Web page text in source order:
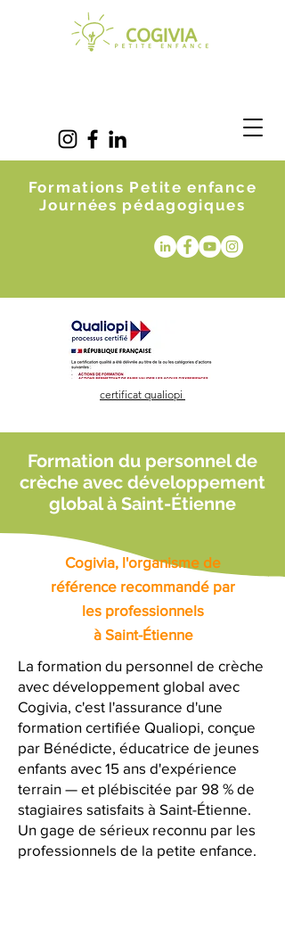
Formations Petite enfance
Journées pédagogiques
certificat qualiopi
Formation du personnel de
crèche avec développement
global à Saint-Étienne
Cogivia, l'organisme de
référence recommandé par
les professionnels
à Saint-Étienne
La formation du personnel de crèche
avec développement global avec
Cogivia, c'est l'assurance d'une
formation certifiée Qualiopi, conçue
par Bénédicte, éducatrice de jeunes
enfants avec 15 ans d'expérience
terrain — et plébiscitée par 98 % de
stagiaires satisfaits à Saint-Étienne.
Un gage de sérieux reconnu par les
professionnels de la petite enfance.